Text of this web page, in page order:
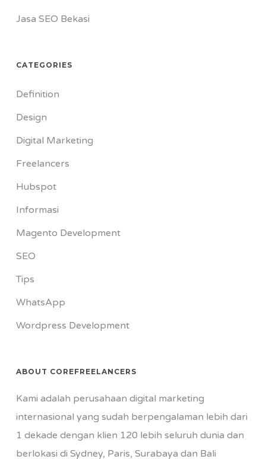
Jasa SEO Bekasi
CATEGORIES
Definition
Design
Digital Marketing
Freelancers
Hubspot
Informasi
Magento Development
SEO
Tips
WhatsApp
Wordpress Development
ABOUT COREFREELANCERS
Kami adalah perusahaan digital marketing
internasional yang sudah berpengalaman lebih dari
1 dekade dengan klien 120 lebih seluruh dunia dan
berlokasi di Sydney, Paris, Surabaya dan Bali